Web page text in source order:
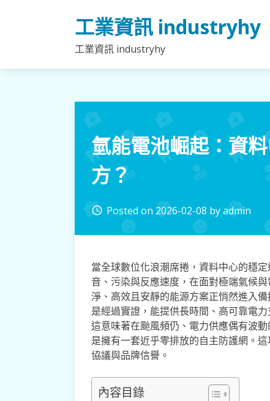
工業資訊 industryhy
工業資訊 industryhy
氫能電池崛起：資
方？
access_time Posted on2026-02-08 byadmin
當全球數位化浪潮席捲，資料中心的穩
音、污染與反應速度，在面對極端氣候
淨、高效且安靜的能源方案正悄然進入
是經過實證，能提供長時間、高可靠電
這意味著在颱風頻仍、電力供應偶有波
是擁有一套近乎零排放的自主防護網。
協議與品牌信譽。
內容目錄